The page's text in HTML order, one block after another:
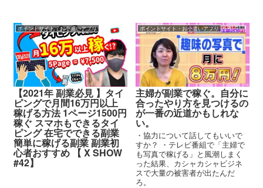
ポイントサイト・お小遣いアプリ
【2021年 副業必見 】タイ
ピングで月間16万円以上
稼げる方法 1ページ1500円
稼ぐ スマホもできるタイ
ピング 在宅でできる副業
簡単に稼げる副業 副業初
心者おすすめ 【 X SHOW
#42】
ポイントサイト・お小遣いアプリ
主婦が副業で稼ぐ。自分に
合ったやり方を見つけるの
が一番の近道かもしれな
い。
・協力について話してもいいで
すか？ ・テレビ番組で「主婦で
も写真で稼げる」と風潮しまく
った結果、カシャカシャビジネ
スで大量の被害者が出たんだ
ろ。